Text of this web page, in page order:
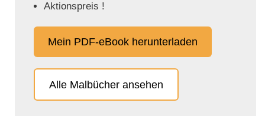
Aktionspreis !
Mein PDF-eBook herunterladen
Alle Malbücher ansehen